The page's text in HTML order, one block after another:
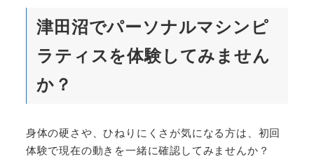
津田沼でパーソナルマシンピ
ラティスを体験してみません
か？
身体の硬さや、ひねりにくさが気になる方は、初回
体験で現在の動きを一緒に確認してみませんか？